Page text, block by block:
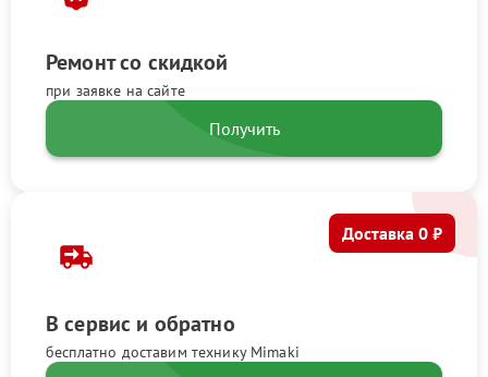
Ремонт со скидкой
при заявке на сайте
Получить
В сервис и обратно
бесплатно доставим технику Mimaki
Доставка 0 ₽